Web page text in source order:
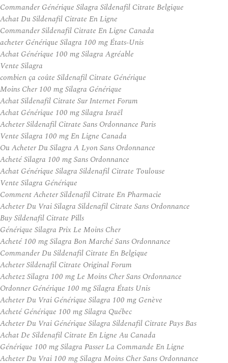
Commander Générique Silagra Sildenafil Citrate Belgique
Achat Du Sildenafil Citrate En Ligne
Commander Sildenafil Citrate En Ligne Canada
acheter Générique Silagra 100 mg États-Unis
Achat Générique 100 mg Silagra Agréable
Vente Silagra
combien ça coûte Sildenafil Citrate Générique
Moins Cher 100 mg Silagra Générique
Achat Sildenafil Citrate Sur Internet Forum
Achat Générique 100 mg Silagra Israël
Acheter Sildenafil Citrate Sans Ordonnance Paris
Vente Silagra 100 mg En Ligne Canada
Ou Acheter Du Silagra A Lyon Sans Ordonnance
Acheté Silagra 100 mg Sans Ordonnance
Achat Générique Silagra Sildenafil Citrate Toulouse
Vente Silagra Générique
Comment Acheter Sildenafil Citrate En Pharmacie
Acheter Du Vrai Silagra Sildenafil Citrate Sans Ordonnance
Buy Sildenafil Citrate Pills
Générique Silagra Prix Le Moins Cher
Acheté 100 mg Silagra Bon Marché Sans Ordonnance
Commander Du Sildenafil Citrate En Belgique
Acheter Sildenafil Citrate Original Forum
Achetez Silagra 100 mg Le Moins Cher Sans Ordonnance
Ordonner Générique 100 mg Silagra États Unis
Acheter Du Vrai Générique Silagra 100 mg Genève
Acheté Générique 100 mg Silagra Québec
Acheter Du Vrai Générique Silagra Sildenafil Citrate Pays Bas
Achat De Sildenafil Citrate En Ligne Au Canada
Générique 100 mg Silagra Passer La Commande En Ligne
Acheter Du Vrai 100 mg Silagra Moins Cher Sans Ordonnance